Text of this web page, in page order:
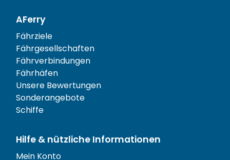
AFerry
Fährziele
Fährgesellschaften
Fährverbindungen
Fährhäfen
Unsere Bewertungen
Sonderangebote
Schiffe
Hilfe & nützliche Informationen
Mein Konto